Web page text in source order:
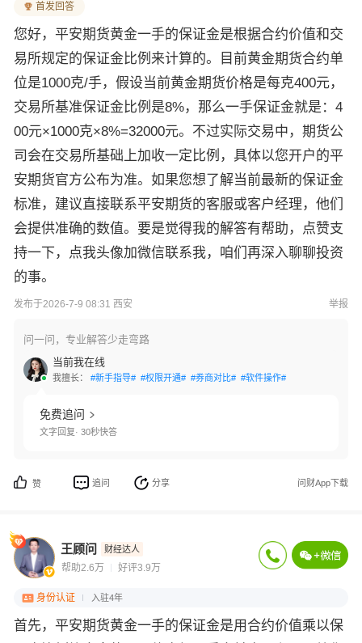
首发回答
您好，平安期货黄金一手的保证金是根据合约价值和交
易所规定的保证金比例来计算的。目前黄金期货合约单
位是1000克/手，假设当前黄金期货价格是每克400元，
交易所基准保证金比例是8%，那么一手保证金就是：4
00元×1000克×8%=32000元。不过实际交易中，期货公
司会在交易所基础上加收一定比例，具体以您开户的平
安期货官方公布为准。如果您想了解当前最新的保证金
标准，建议直接联系平安期货的客服或客户经理，他们
会提供准确的数值。要是觉得我的解答有帮助，点赞支
持一下，点我头像加微信联系我，咱们再深入聊聊投资
的事。
发布于2026-7-9 08:31 西安 举报
问一问，专业解答少走弯路
当前我在线
我擅长： #新手指导# #权限开通# #券商对比# #软件操作#
免费追问
文字回复· 30秒快答
赞 追问 分享 问财App下载
王顾问 财经达人
帮助2.6万 好评3.9万
身份认证 入驻4年
首先，平安期货黄金一手的保证金是用合约价值乘以保